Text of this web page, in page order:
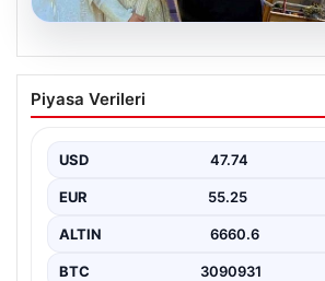
Çanakkale’de böcek
dönüştü. Yusuf öldü, annesi
{“title”: “Çanakkale’de Böcek
“content”:…
Piyasa Verileri
USD 47.74
EUR 55.25
ALTIN 6660.6
BTC 3090931